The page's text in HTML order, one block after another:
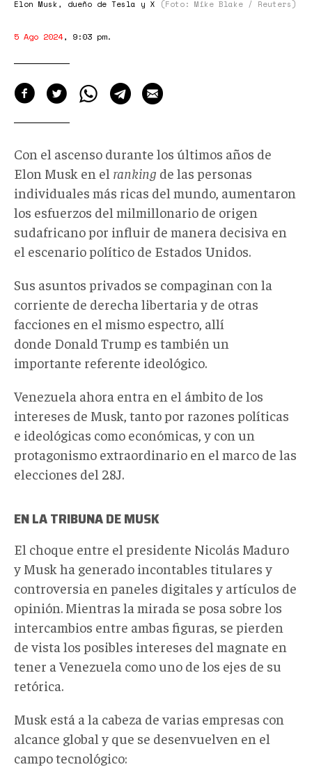
Elon Musk, dueño de Tesla y X (Foto: Mike Blake / Reuters)
5 Ago 2024, 9:03 pm.
Con el ascenso durante los últimos años de
Elon Musk en el ranking de las personas
individuales más ricas del mundo, aumentaron
los esfuerzos del milmillonario de origen
sudafricano por influir de manera decisiva en
el escenario político de Estados Unidos.
Sus asuntos privados se compaginan con la
corriente de derecha libertaria y de otras
facciones en el mismo espectro, allí
donde Donald Trump es también un
importante referente ideológico.
Venezuela ahora entra en el ámbito de los
intereses de Musk, tanto por razones políticas
e ideológicas como económicas, y con un
protagonismo extraordinario en el marco de las
elecciones del 28J.
EN LA TRIBUNA DE MUSK
El choque entre el presidente Nicolás Maduro
y Musk ha generado incontables titulares y
controversia en paneles digitales y artículos de
opinión. Mientras la mirada se posa sobre los
intercambios entre ambas figuras, se pierden
de vista los posibles intereses del magnate en
tener a Venezuela como uno de los ejes de su
retórica.
Musk está a la cabeza de varias empresas con
alcance global y que se desenvuelven en el
campo tecnológico: